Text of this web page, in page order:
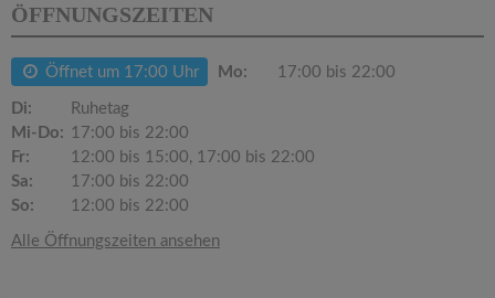
ÖFFNUNGSZEITEN
Öffnet um 17:00 Uhr Mo: 17:00 bis 22:00
Di:
Ruhetag
Mi-Do: 17:00 bis 22:00
Fr:
12:00 bis 15:00, 17:00 bis 22:00
Sa:
17:00 bis 22:00
So:
12:00 bis 22:00
Alle Öffnungszeiten ansehen
a
o